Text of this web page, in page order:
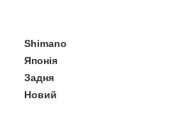
Shimano
Японія
Задня
Новий